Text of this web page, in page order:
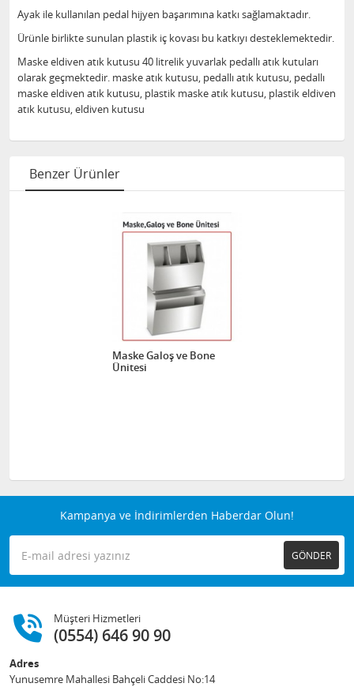
Ayak ile kullanılan pedal hijyen başarımına katkı sağlamaktadır.
Ürünle birlikte sunulan plastik iç kovası bu katkıyı desteklemektedir.
Maske eldiven atık kutusu 40 litrelik yuvarlak pedallı atık kutuları
olarak geçmektedir. maske atık kutusu, pedallı atık kutusu, pedallı
maske eldiven atık kutusu, plastik maske atık kutusu, plastik eldiven
atık kutusu, eldiven kutusu
Benzer Ürünler
Maske Galoş ve Bone
Ünitesi
Kampanya ve İndirimlerden Haberdar Olun!
GÖNDER
Müşteri Hizmetleri
(0554) 646 90 90
Adres
Yunusemre Mahallesi Bahçeli Caddesi No:14